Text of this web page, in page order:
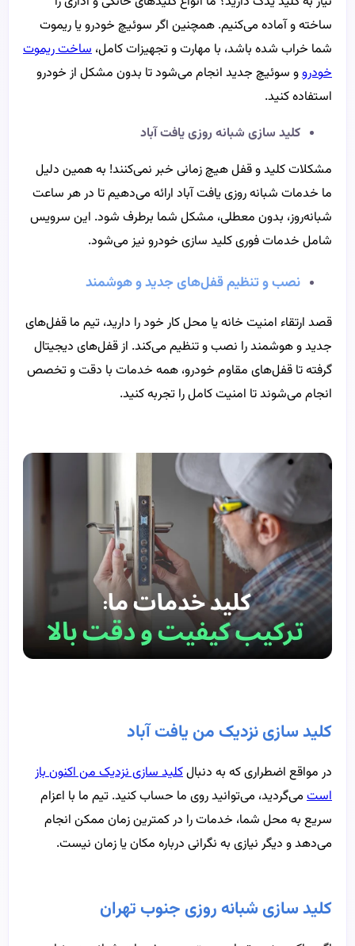
ساخته و آماده می‌کنیم. همچنین اگر سوئیچ خودرو یا ریموت
شما خراب شده باشد، با مهارت و تجهیزات کامل، ساخت ریموت
خودروو سوئیچ جدید انجام می‌شود تا بدون مشکل از خودرو
استفاده کنید.
کلید سازی شبانه روزی یافت آباد
مشکلات کلید و قفل هیچ زمانی خبر نمی‌کنند! به همین دلیل
ما خدمات شبانه روزی یافت آباد ارائه می‌دهیم تا در هر ساعت
شبانه‌روز، بدون معطلی، مشکل شما برطرف شود. این سرویس
شامل خدمات فوری کلید سازی خودرو نیز می‌شود.
نصب و تنظیم قفل‌های جدید و هوشمند
قصد ارتقاء امنیت خانه یا محل کار خود را دارید، تیم ما قفل‌های
جدید و هوشمند را نصب و تنظیم می‌کند. از قفل‌های دیجیتال
گرفته تا قفل‌های مقاوم خودرو، همه خدمات با دقت و تخصص
انجام می‌شوند تا امنیت کامل را تجربه کنید.
کلید سازی نزدیک من یافت آباد
در مواقع اضطراری که به دنبالکلید سازی نزدیک من اکنون باز
است می‌گردید، می‌توانید روی ما حساب کنید. تیم ما با اعزام
سریع به محل شما، خدمات را در کمترین زمان ممکن انجام
می‌دهد و دیگر نیازی به نگرانی درباره مکان یا زمان نیست.
کلید سازی شبانه روزی جنوب تهران